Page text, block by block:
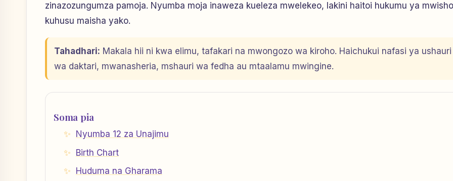
zinazozungumza pamoja. Nyumba moja inaweza kueleza mwelekeo, lakini haitoi hukumu ya mwisho
kuhusu maisha yako.
Tahadhari: Makala hii ni kwa elimu, tafakari na mwongozo wa kiroho. Haichukui nafasi ya ushauri
wa daktari, mwanasheria, mshauri wa fedha au mtaalamu mwingine.
Soma pia
Nyumba 12 za Unajimu
Birth Chart
Huduma na Gharama